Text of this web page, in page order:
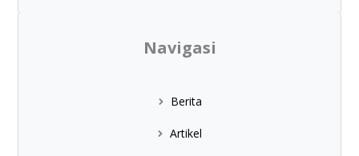
Navigasi
Berita
Artikel